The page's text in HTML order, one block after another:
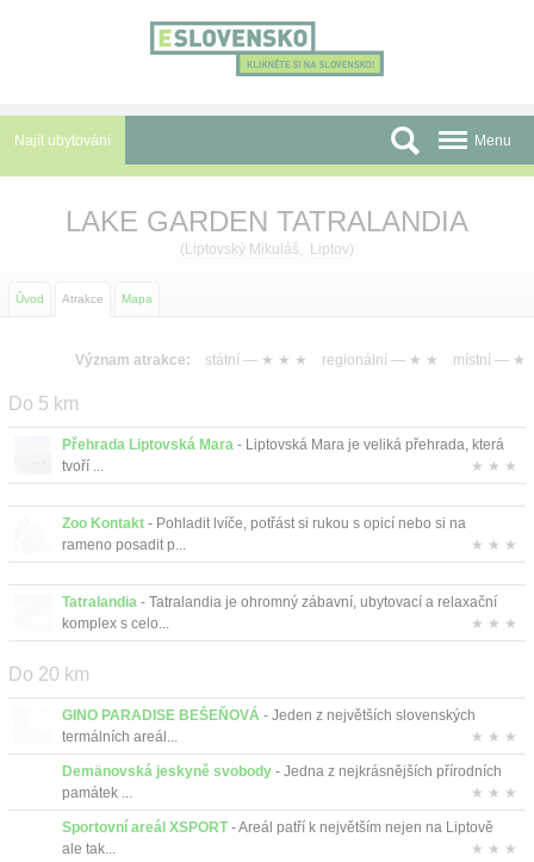
Najít ubytování
Autobusové zájezdy
Před cestou
Atrakce
Kontakt
Menu
LAKE GARDEN TATRALANDIA
( Liptovský Mikuláš, Liptov)
Úvod Atrakce Mapa
Význam atrakce: státní — ★ ★ ★ regionální — ★ ★ místní — ★
Do 5 km
Přehrada Liptovská Mara - Liptovská Mara je veliká přehrada, která
tvoří ...
★ ★ ★
Zoo Kontakt - Pohladit lvíče, potřást si rukou s opicí nebo si na
rameno posadit p...
★ ★ ★
Tatralandia - Tatralandia je ohromný zábavní, ubytovací a relaxační
komplex s celo...
★ ★ ★
Do 20 km
GINO PARADISE BEŠEŇOVÁ - Jeden z největších slovenských
termálních areál...
★ ★ ★
Demänovská jeskyně svobody - Jedna z nejkrásnějších přírodních
památek ...
★ ★ ★
Sportovní areál XSPORT- Areál patří k největším nejen na Liptově
ale tak...
★ ★ ★